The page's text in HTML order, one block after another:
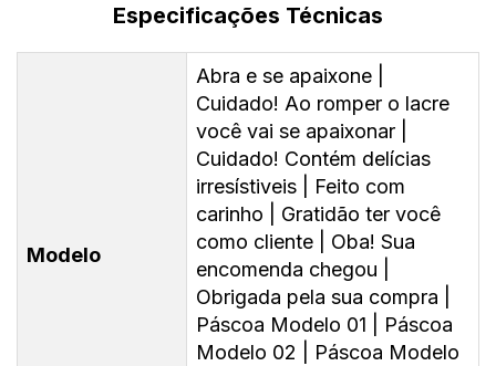
Especificações Técnicas
Modelo
Abra e se apaixone |
Cuidado! Ao romper o lacre
você vai se apaixonar |
Cuidado! Contém delícias
irresístiveis | Feito com
carinho | Gratidão ter você
como cliente | Oba! Sua
encomenda chegou |
Obrigada pela sua compra |
Páscoa Modelo 01 | Páscoa
Modelo 02 | Páscoa Modelo